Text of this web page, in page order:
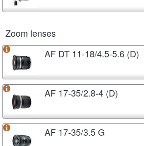
Zoom lenses
AF DT 11-18/4.5-5.6 (D)
AF 17-35/2.8-4 (D)
AF 17-35/3.5 G